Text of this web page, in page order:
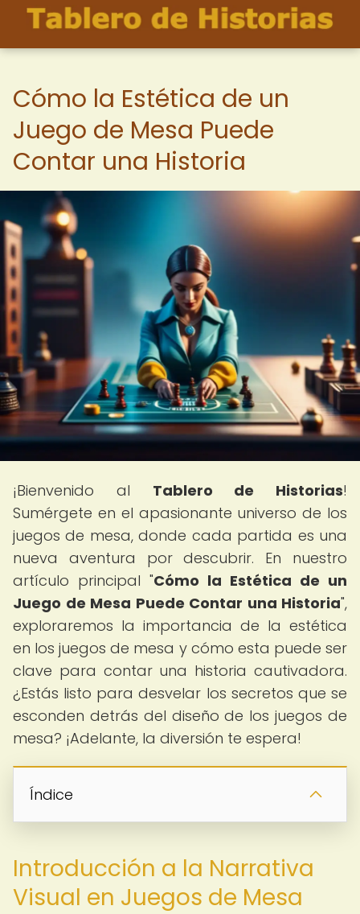
Cómo la Estética de un
Juego de Mesa Puede
Contar una Historia
¡Bienvenido al Tablero de Historias!
Sumérgete en el apasionante universo de los
juegos de mesa, donde cada partida es una
nueva aventura por descubrir. En nuestro
artículo principal "Cómo la Estética de un
Juego de Mesa Puede Contar una Historia",
exploraremos la importancia de la estética
en los juegos de mesa y cómo esta puede ser
clave para contar una historia cautivadora.
¿Estás listo para desvelar los secretos que se
esconden detrás del diseño de los juegos de
mesa? ¡Adelante, la diversión te espera!
Índice
Introducción a la Narrativa
Visual en Juegos de Mesa